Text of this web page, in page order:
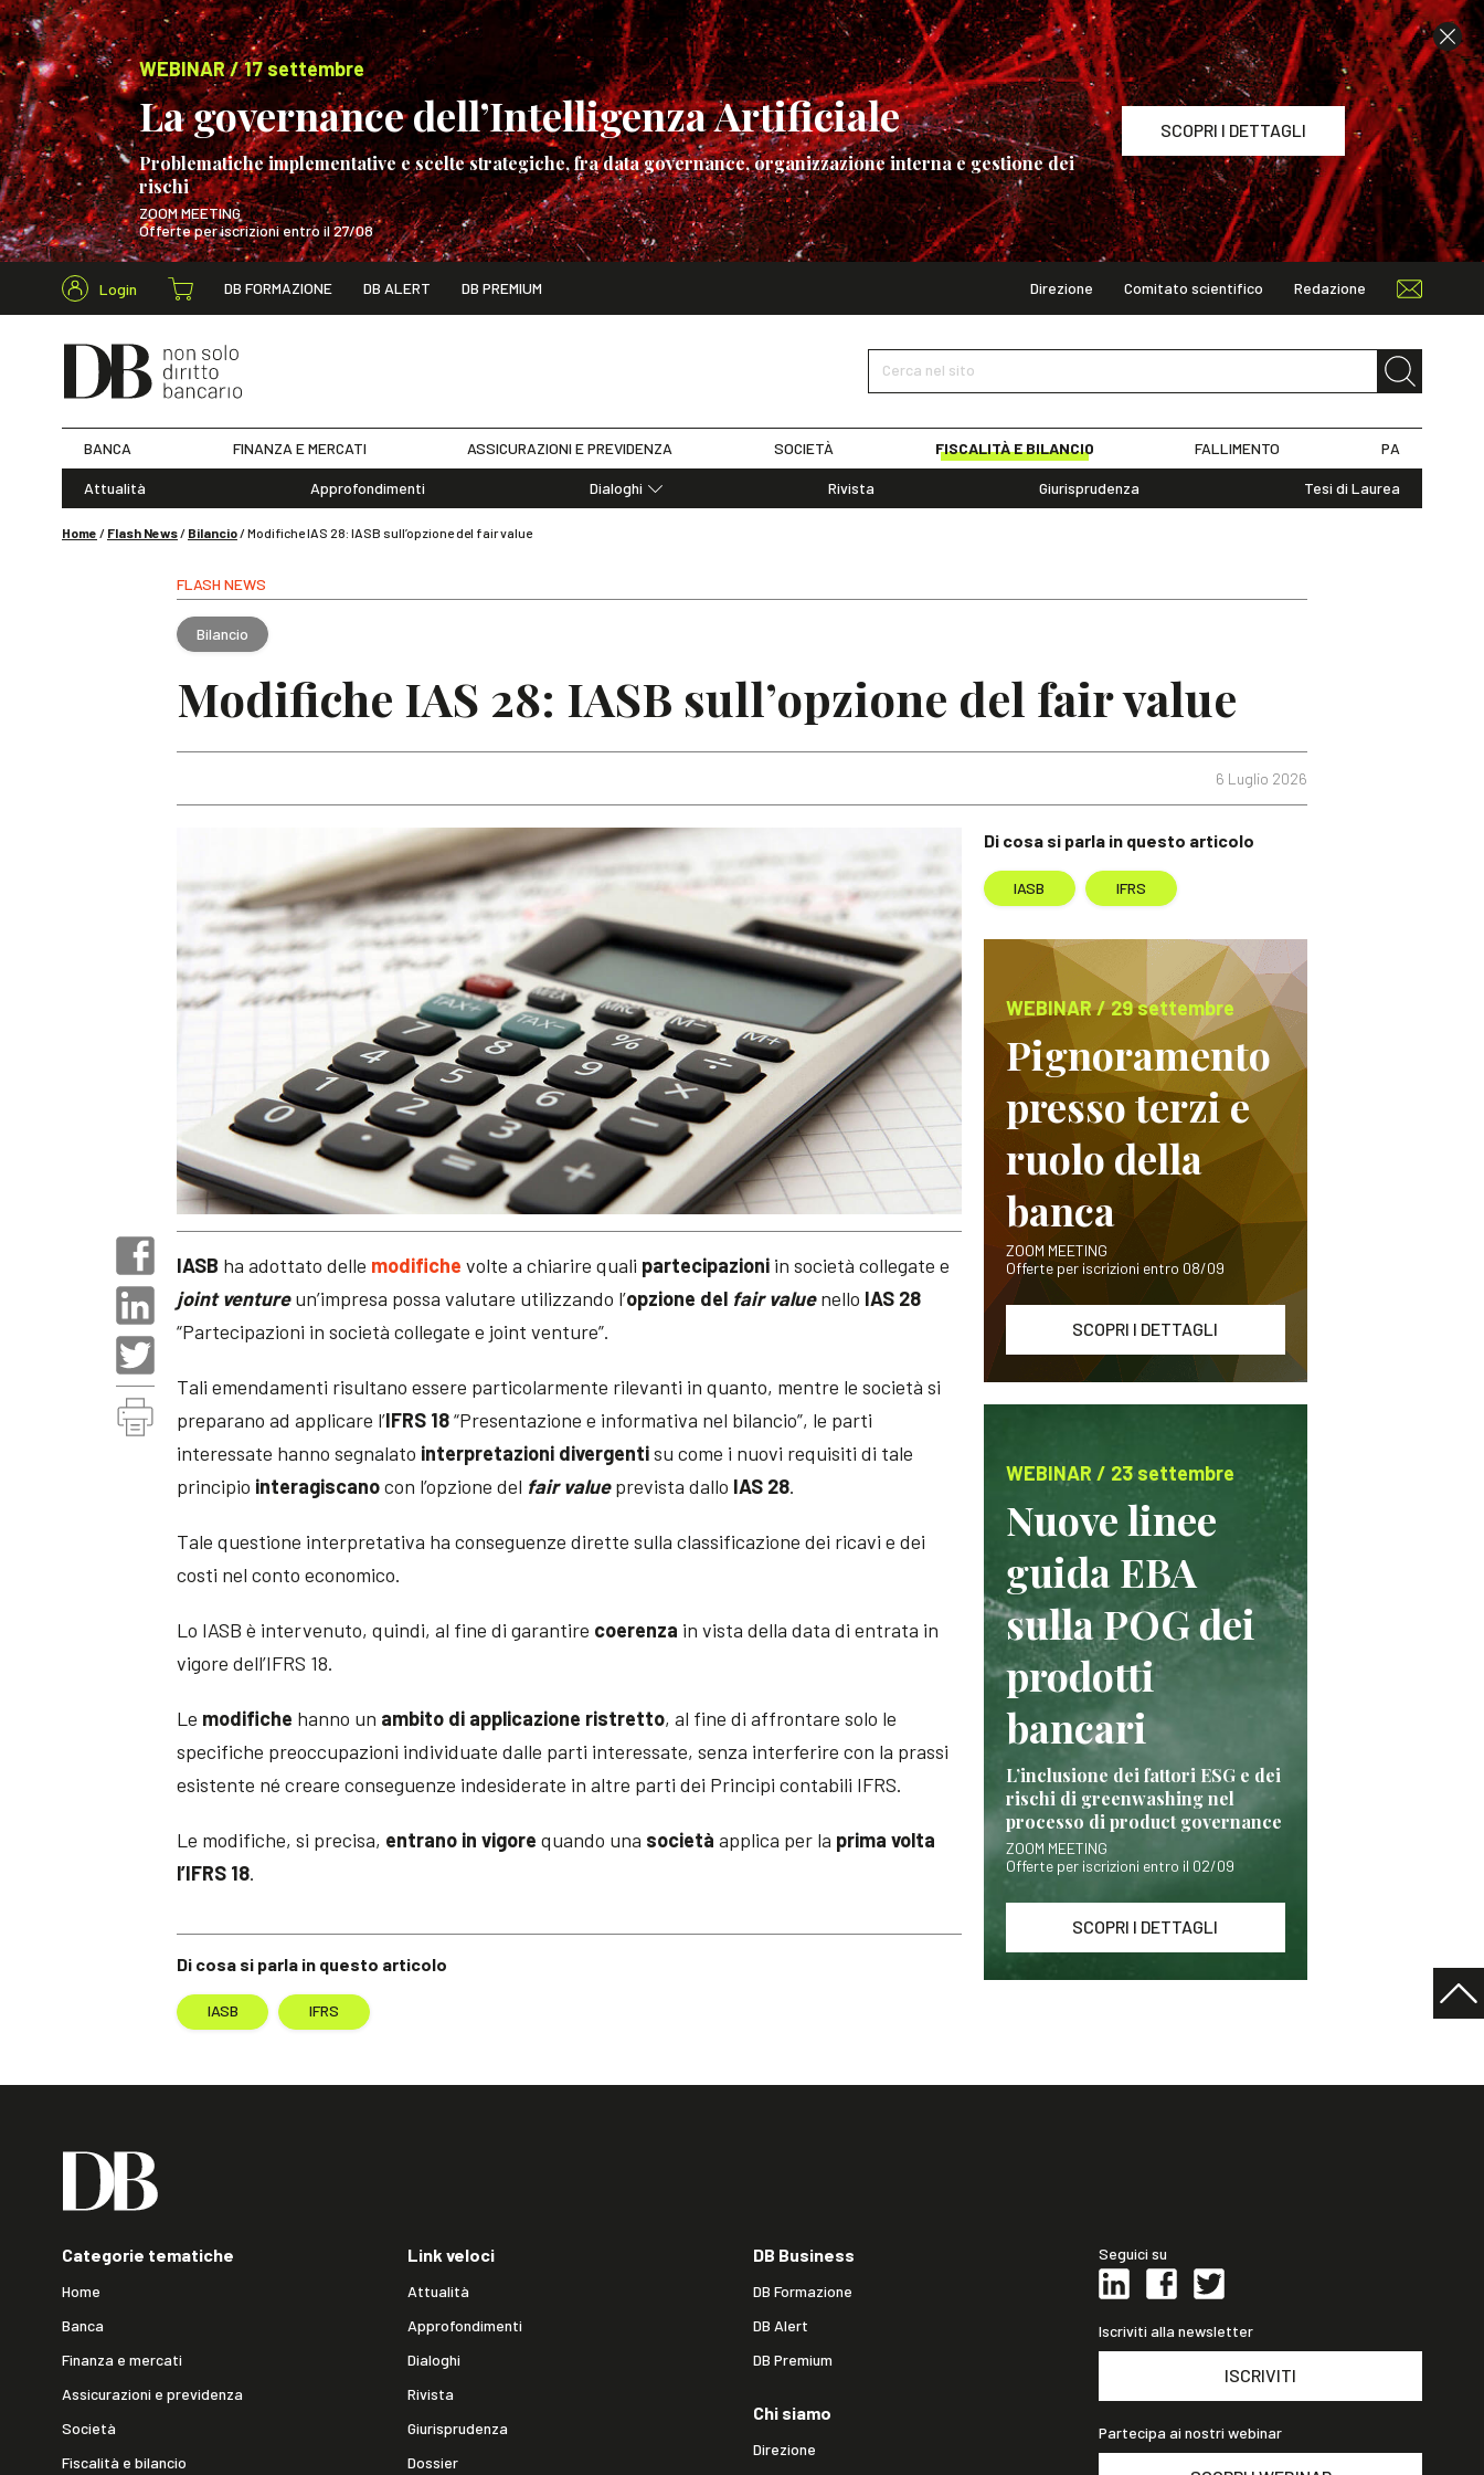
WEBINAR / 17 settembre
La governance dell’Intelligenza Artificiale
Problematiche implementative e scelte strategiche, fra data governance, organizzazione interna e gestione dei
rischi
ZOOM MEETING
Offerte per iscrizioni entro il 27/08
SCOPRI I DETTAGLI
WEBINAR / 17 settembre
Login DB FORMAZIONE DB ALERT DB PREMIUM Direzione Comitato scientifico Redazione
Cerca nel sito
Cerca nel sito
BANCA FINANZA E MERCATI ASSICURAZIONI E PREVIDENZA SOCIETÀ FISCALITÀ E BILANCIO FALLIMENTO PA
Attualità Approfondimenti
Dialoghi
Rivista Giurisprudenza Tesi di Laurea
Home / Flash News/ Bilancio/Modifiche IAS 28: IASB sull’opzione del fair value
FLASH NEWS
Bilancio
Modifiche IAS 28: IASB sull’opzione del fair value
6 Luglio 2026
Di cosa si parla in questo articolo
IASB IFRS
IASB ha adottato delle modifiche volte a chiarire quali partecipazioni in società collegate e
joint ventureun’impresa possa valutare utilizzando l’opzione del fair value nello IAS 28
“Partecipazioni in società collegate e joint venture”.
Tali emendamenti risultano essere particolarmente rilevanti in quanto, mentre le società si
preparano ad applicare l’IFRS 18“Presentazione e informativa nel bilancio”, le parti
interessate hanno segnalato interpretazioni divergentisu come i nuovi requisiti di tale
principio interagiscanocon l’opzione del fair valueprevista dallo IAS 28.
Tale questione interpretativa ha conseguenze dirette sulla classificazione dei ricavi e dei
costi nel conto economico.
Lo IASB è intervenuto, quindi, al fine di garantire coerenza in vista della data di entrata in
vigore dell’IFRS 18.
Le modifiche hanno un ambito di applicazione ristretto, al fine di affrontare solo le
specifiche preoccupazioni individuate dalle parti interessate, senza interferire con la prassi
esistente né creare conseguenze indesiderate in altre parti dei Principi contabili IFRS.
Le modifiche, si precisa, entrano in vigore quando una società applica per la prima volta
l’IFRS 18.
Di cosa si parla in questo articolo
IASB IFRS
WEBINAR / 29 settembre
Pignoramento
presso terzi e
ruolo della
banca
ZOOM MEETING
Offerte per iscrizioni entro 08/09
SCOPRI I DETTAGLI
WEBINAR / 23 settembre
Nuove linee
guida EBA
sulla POG dei
prodotti
bancari
L’inclusione dei fattori ESG e dei
rischi di greenwashing nel
processo di product governance
ZOOM MEETING
Offerte per iscrizioni entro il 02/09
SCOPRI I DETTAGLI
Categorie tematiche
Home
Banca
Finanza e mercati
Assicurazioni e previdenza
Società
Fiscalità e bilancio
Link veloci
Attualità
Approfondimenti
Dialoghi
Rivista
Giurisprudenza
Dossier
DB Business
DB Formazione
DB Alert
DB Premium
Chi siamo
Direzione
Seguici su
Iscriviti alla newsletter
ISCRIVITI
Partecipa ai nostri webinar